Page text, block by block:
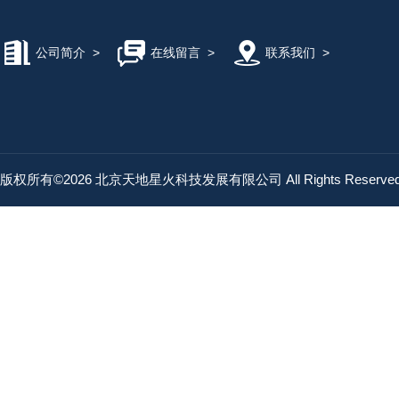
公司简介 > 在线留言> 联系我们 >
版权所有©2026 北京天地星火科技发展有限公司 All Rights